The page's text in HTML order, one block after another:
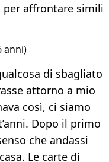
per affrontare simili
anni)
di sbagliato
attorno a mio
così, ci siamo
Dopo il primo
che andassi
Le carte di